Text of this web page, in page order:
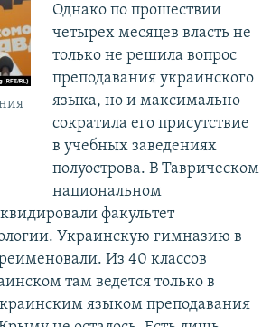
Однако по прошествии
четырех месяцев власть не
только не решила вопрос
преподавания украинского
языка, но и максимально
сократила его присутствие
в учебных заведениях
полуострова. В Таврическом
национальном
факультет
Украинскую гимназию в
Из 40 классов
там ведется только в
языком преподавания